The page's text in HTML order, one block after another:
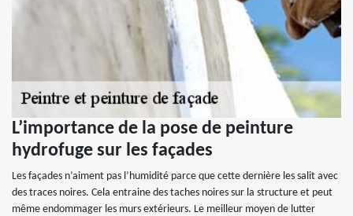
L’importance de la pose de peinture
hydrofuge sur les façades
Les façades n’aiment pas l’humidité parce que cette dernière les salit avec
des traces noires. Cela entraine des taches noires sur la structure et peut
même endommager les murs extérieurs. Le meilleur moyen de lutter